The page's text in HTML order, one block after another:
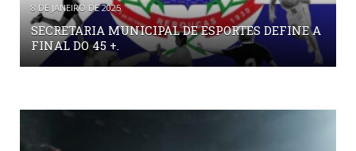
8 DE JANEIRO DE 2025
SECRETARIA MUNICIPAL DE ESPORTES DEFINE A
FINAL DO 45 +.